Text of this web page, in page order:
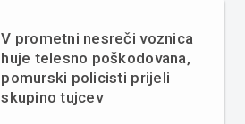
V prometni nesreči voznica
huje telesno poškodovana,
pomurski policisti prijeli
skupino tujcev